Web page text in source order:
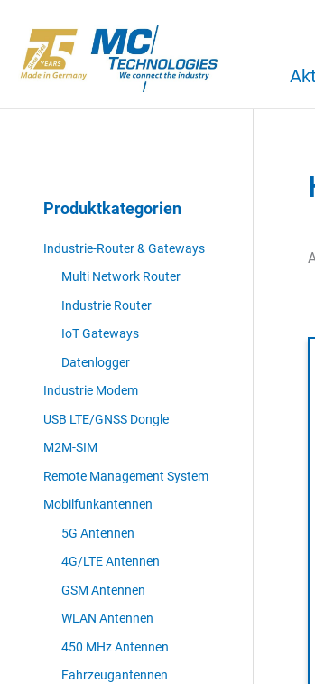
Inhalt
springen
Produktkategorien
Industrie-Router & Gateways
Multi Network Router
Industrie Router
IoT Gateways
Datenlogger
Industrie Modem
USB LTE/GNSS Dongle
M2M-SIM
Remote Management System
Mobilfunkantennen
5G Antennen
4G/LTE Antennen
GSM Antennen
WLAN Antennen
450 MHz Antennen
Fahrzeugantennen